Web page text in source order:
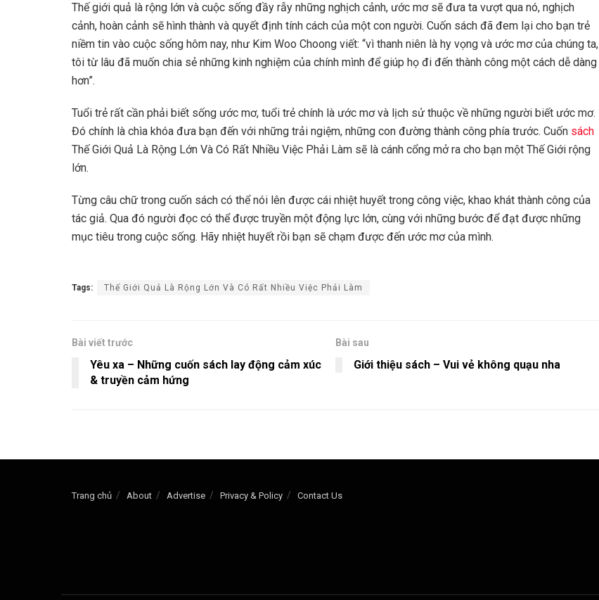
Thế giới quả là rộng lớn và cuộc sống đầy rẫy những nghịch cảnh, ước mơ sẽ đưa ta vượt qua nó, nghịch
cảnh, hoàn cảnh sẽ hình thành và quyết định tính cách của một con người. Cuốn sách đã đem lại cho bạn trẻ
niềm tin vào cuộc sống hôm nay, như Kim Woo Choong viết: “vì thanh niên là hy vọng và ước mơ của chúng ta,
tôi từ lâu đã muốn chia sẻ những kinh nghiệm của chính mình để giúp họ đi đến thành công một cách dễ dàng
hơn”.
Tuổi trẻ rất cần phải biết sống ước mơ, tuổi trẻ chính là ước mơ và lịch sử thuộc về những người biết ước mơ.
Đó chính là chìa khóa đưa bạn đến với những trải ngiệm, những con đường thành công phía trước. Cuốn sách
Thế Giới Quả Là Rộng Lớn Và Có Rất Nhiều Việc Phải Làm sẽ là cánh cổng mở ra cho bạn một Thế Giới rộng
lớn.
Từng câu chữ trong cuốn sách có thể nói lên được cái nhiệt huyết trong công việc, khao khát thành công của
tác giả. Qua đó người đọc có thể được truyền một động lực lớn, cùng với những bước để đạt được những
mục tiêu trong cuộc sống. Hãy nhiệt huyết rồi bạn sẽ chạm được đến ước mơ của mình.
Tags: Thế Giới Quả Là Rộng Lớn Và Có Rất Nhiều Việc Phải Làm
Bài viết trước
Yêu xa – Những cuốn sách lay động cảm xúc
& truyền cảm hứng
Bài sau
Giới thiệu sách – Vui vẻ không quạu nha
Trang chủ About Advertise Privacy & Policy Contact Us